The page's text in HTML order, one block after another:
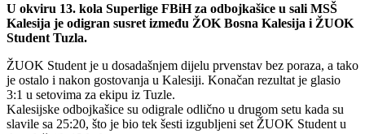
U okviru 13. kola Superlige FBiH za odbojkašice u sali MSŠ
Kalesija je odigran susret između ŽOK Bosna Kalesija i ŽUOK
Student Tuzla.
ŽUOK Student je u dosadašnjem dijelu prvenstav bez poraza, a tako
je ostalo i nakon gostovanja u Kalesiji. Konačan rezultat je glasio
3:1 u setovima za ekipu iz Tuzle.
Kalesijske odbojkašice su odigrale odlično u drugom setu kada su
slavile sa 25:20, što je bio tek šesti izgubljeni set ŽUOK Student u